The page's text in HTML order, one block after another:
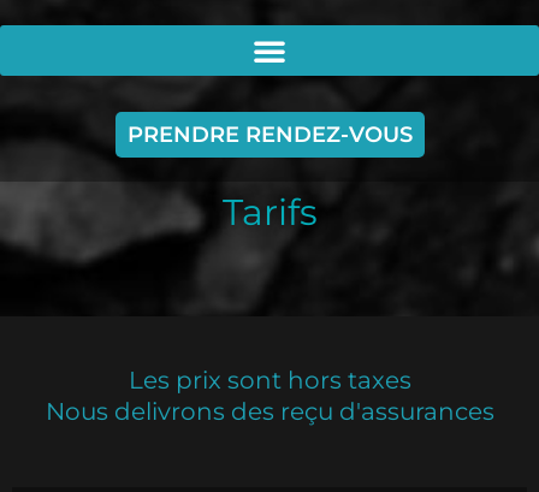
PRENDRE RENDEZ-VOUS
Tarifs
Les prix sont hors taxes
Nous delivrons des reçu d'assurances